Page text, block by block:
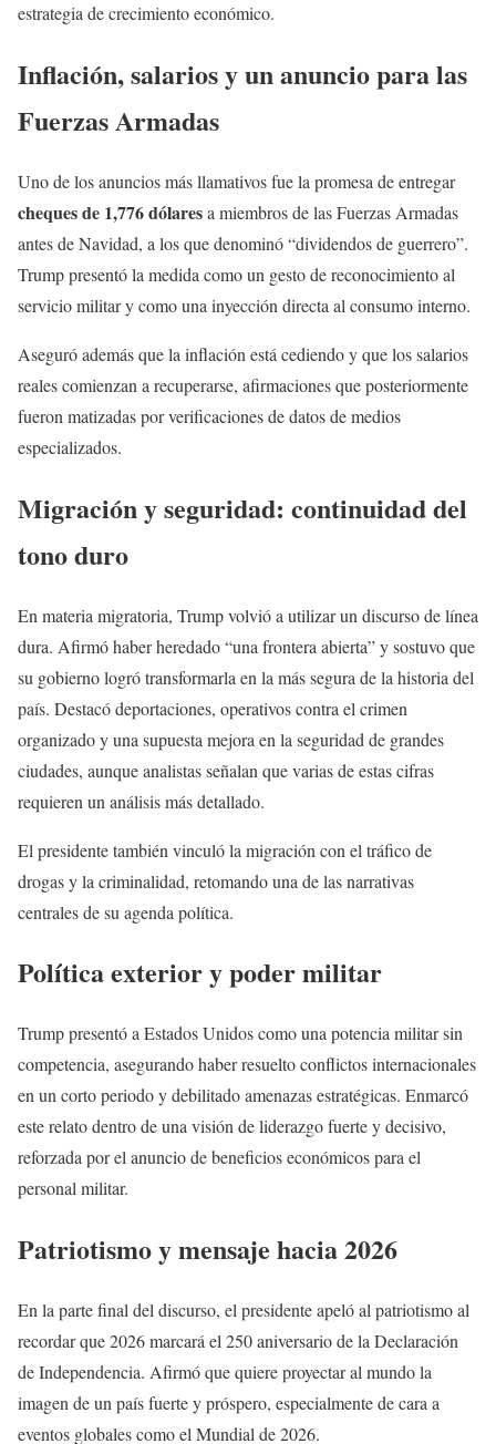
estrategia de crecimiento económico.
Inflación, salarios y un anuncio para las
Fuerzas Armadas
Uno de los anuncios más llamativos fue la promesa de entregar
cheques de 1,776 dólaresa miembros de las Fuerzas Armadas
antes de Navidad, a los que denominó “dividendos de guerrero”.
Trump presentó la medida como un gesto de reconocimiento al
servicio militar y como una inyección directa al consumo interno.
Aseguró además que la inflación está cediendo y que los salarios
reales comienzan a recuperarse, afirmaciones que posteriormente
fueron matizadas por verificaciones de datos de medios
especializados.
Migración y seguridad: continuidad del
tono duro
En materia migratoria, Trump volvió a utilizar un discurso de línea
dura. Afirmó haber heredado “una frontera abierta” y sostuvo que
su gobierno logró transformarla en la más segura de la historia del
país. Destacó deportaciones, operativos contra el crimen
organizado y una supuesta mejora en la seguridad de grandes
ciudades, aunque analistas señalan que varias de estas cifras
requieren un análisis más detallado.
El presidente también vinculó la migración con el tráfico de
drogas y la criminalidad, retomando una de las narrativas
centrales de su agenda política.
Política exterior y poder militar
Trump presentó a Estados Unidos como una potencia militar sin
competencia, asegurando haber resuelto conflictos internacionales
en un corto periodo y debilitado amenazas estratégicas. Enmarcó
este relato dentro de una visión de liderazgo fuerte y decisivo,
reforzada por el anuncio de beneficios económicos para el
personal militar.
Patriotismo y mensaje hacia 2026
En la parte final del discurso, el presidente apeló al patriotismo al
recordar que 2026 marcará el 250 aniversario de la Declaración
de Independencia. Afirmó que quiere proyectar al mundo la
imagen de un país fuerte y próspero, especialmente de cara a
eventos globales como el Mundial de 2026.